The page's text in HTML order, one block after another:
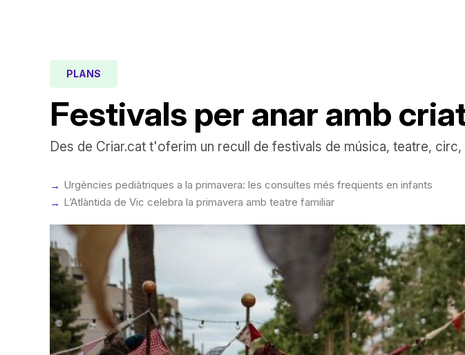
Festivals per anar amb
PLANS
Des de Criar.cat t'oferim un recull de festivals de música, teatre,
Urgències pediàtriques a la primavera: les consultes més freqüents en infants
L’Atlàntida de Vic celebra la primavera amb teatre familiar